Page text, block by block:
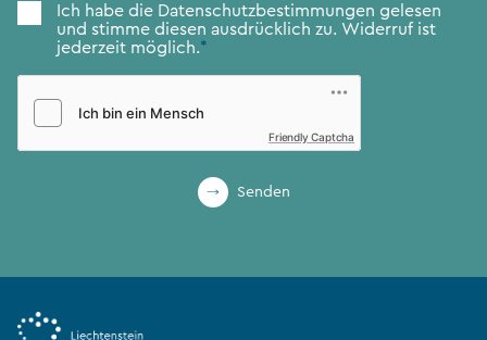
Zustimmung*
Ich habe die Datenschutzbestimmungen gelesen
und stimme diesen ausdrücklich zu. Widerruf ist
jederzeit möglich.*
Friendly Captcha
Senden